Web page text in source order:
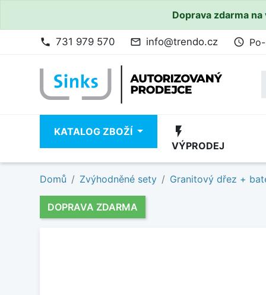
Doprava zdarma
phone 731 979 570 mail_outline info@trendo.cz access_time
KATALOG ZBOŽÍ flash_on
VÝPRODEJ
Domů Zvýhodněné sety Granitový dřez +
DOPRAVA ZDARMA